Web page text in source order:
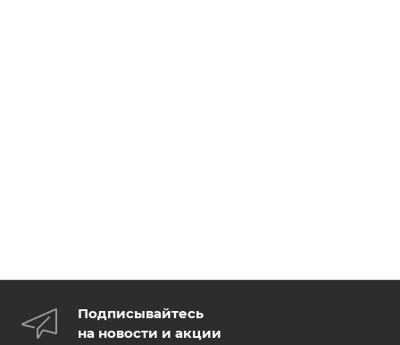
Подписывайтесь
на новости и акции